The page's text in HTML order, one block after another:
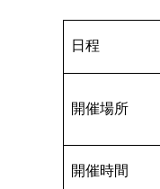
日程
開催場所
開催時間